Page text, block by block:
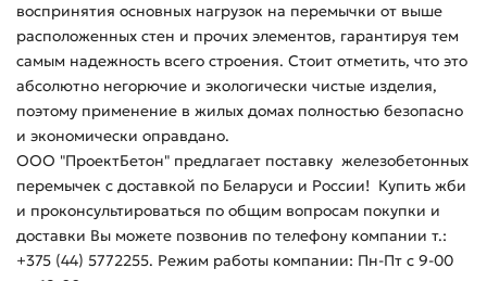
воспринятия основных нагрузок на перемычки от выше
расположенных стен и прочих элементов, гарантируя тем
самым надежность всего строения. Стоит отметить, что это
абсолютно негорючие и экологически чистые изделия,
поэтому применение в жилых домах полностью безопасно
и экономически оправдано.
ООО "ПроектБетон" предлагает поставку железобетонных
перемычек с доставкой по Беларуси и России! Купить жби
и проконсультироваться по общим вопросам покупки и
доставки Вы можете позвонив по телефону компании т.:
+375 (44) 5772255. Режим работы компании: Пн-Пт с 9-00